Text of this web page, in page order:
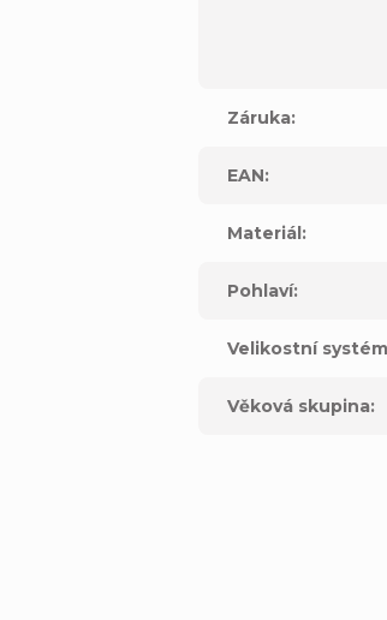
Záruka:
EAN:
Materiál:
Pohlaví:
Velikostní systém
Věková skupina: